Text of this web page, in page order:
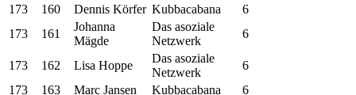
173
160 Dennis Körfer Kubbacabana
6
173
161
Johanna
Mägde
Das asoziale
Netzwerk
6
173 162 Lisa Hoppe
Das asoziale
Netzwerk
6
173
163 Marc Jansen Kubbacabana 6